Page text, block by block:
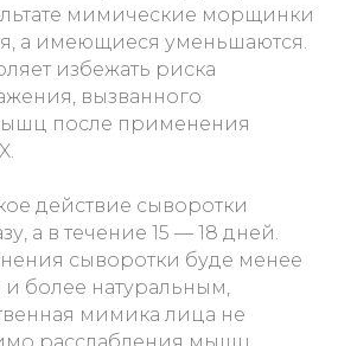
мимические морщинки
а имеющиеся уменьшаются.
избежать риска
вызванного
после применения
действие сыворотки
а в течение 15 — 18 дней.
сыворотки буде менее
более натуральным,
мимика лица не